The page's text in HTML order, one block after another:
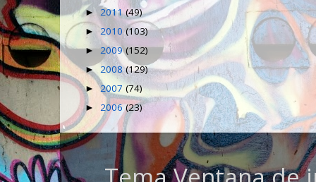
► 2011(49)
► 2010(103)
► 2009(152)
► 2008(129)
►2007 (74)
► 2006(23)